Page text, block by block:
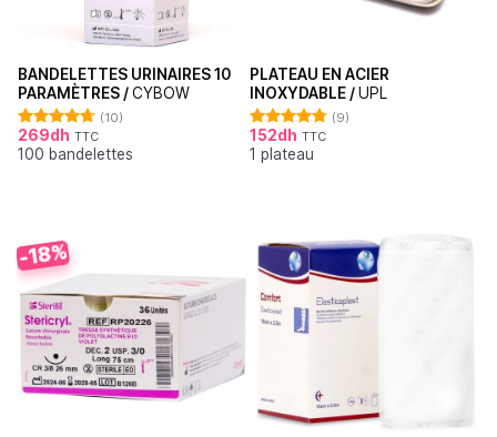
BANDELETTES URINAIRES 10
PARAMÈTRES /CYBOW
Note4.70
sur 5
(10)
269dh TTC
100 bandelettes
PLATEAU EN ACIER
INOXYDABLE /UPL
Note4.78
sur 5
(9)
152dh TTC
1 plateau
-18%